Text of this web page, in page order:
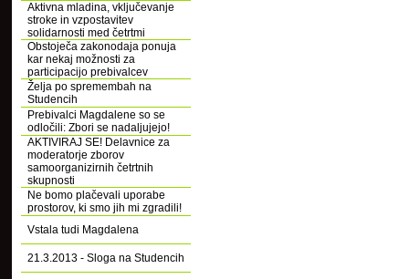
Aktivna mladina, vključevanje
stroke in vzpostavitev
solidarnosti med četrtmi
Obstoječa zakonodaja ponuja
kar nekaj možnosti za
participacijo prebivalcev
Želja po spremembah na
Studencih
Prebivalci Magdalene so se
odločili: Zbori se nadaljujejo!
AKTIVIRAJ SE! Delavnice za
moderatorje zborov
samoorganizirnih četrtnih
skupnosti
Ne bomo plačevali uporabe
prostorov, ki smo jih mi zgradili!
Vstala tudi Magdalena
21.3.2013 - Sloga na Studencih